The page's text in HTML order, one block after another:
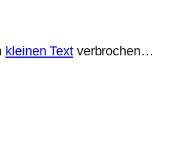
kleinen Textverbrochen…